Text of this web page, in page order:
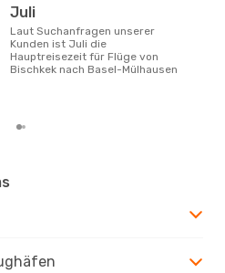
Juli
Laut Suchanfragen unserer
Kunden ist Juli die
Hauptreisezeit für Flüge von
Bischkek nach Basel-Mülhausen